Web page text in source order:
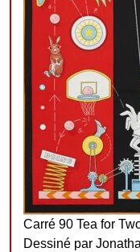
Carré 90 Tea for
Dessiné par